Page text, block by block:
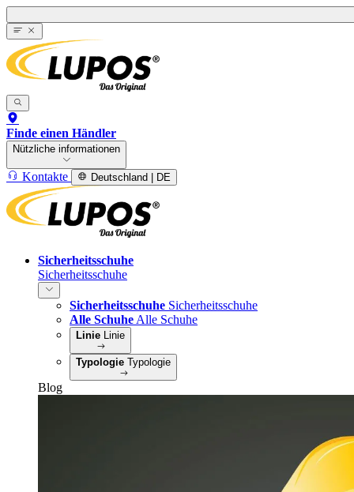
Finde einen Händler
Nützliche informationen
Kontakte Deutschland | DE
Sicherheitsschuhe
Sicherheitsschuhe
Sicherheitsschuhe Sicherheitsschuhe
Alle Schuhe Alle Schuhe
Linie Linie
Typologie Typologie
Blog